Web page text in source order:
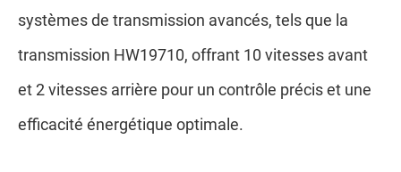
systèmes de transmission avancés, tels que la
transmission HW19710, offrant 10 vitesses avant
et 2 vitesses arrière pour un contrôle précis et une
efficacité énergétique optimale.